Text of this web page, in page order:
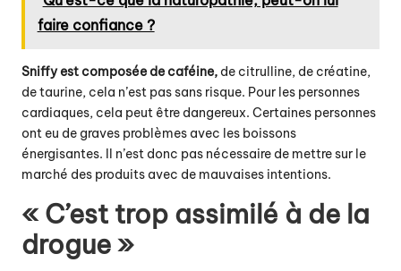
faire confiance ?
Sniffy est composée de caféine, de citrulline, de créatine,
de taurine, cela n’est pas sans risque. Pour les personnes
cardiaques, cela peut être dangereux. Certaines personnes
ont eu de graves problèmes avec les boissons
énergisantes. Il n’est donc pas nécessaire de mettre sur le
marché des produits avec de mauvaises intentions.
« C’est trop assimilé à de la
drogue »